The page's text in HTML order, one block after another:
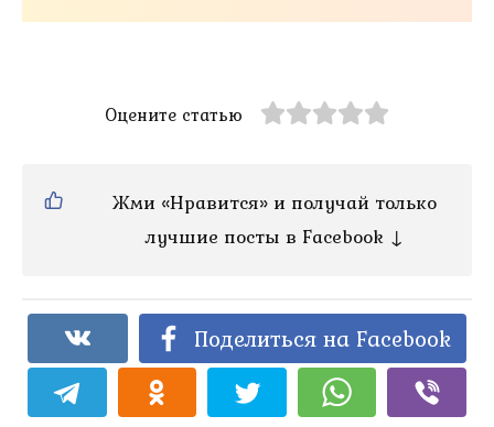
Оцените статью
Жми «Нравится» и получай только
лучшие посты в Facebook ↓
Поделиться на Facebook